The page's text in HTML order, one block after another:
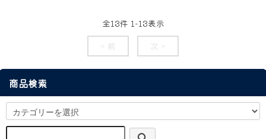
全13件 1-13表示
< 前
次 >
商品検索